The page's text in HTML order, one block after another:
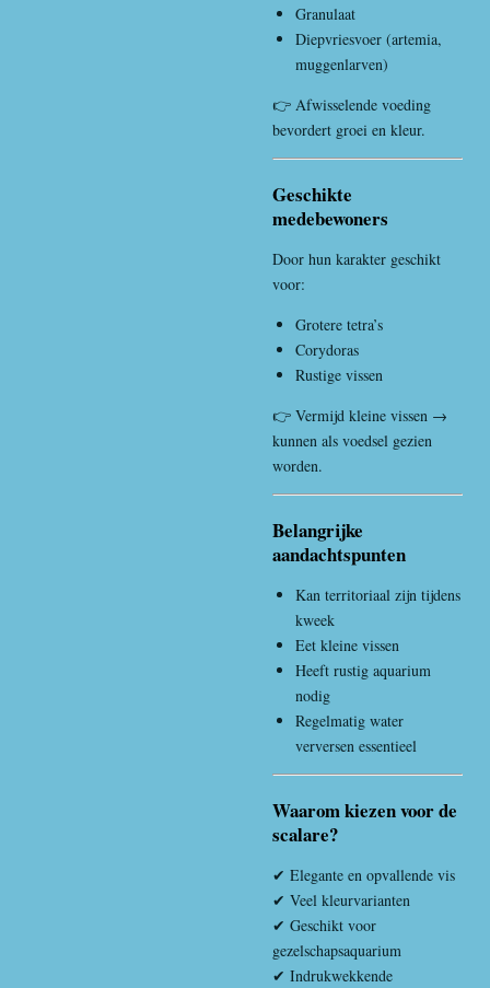
Granulaat
Diepvriesvoer (artemia,
muggenlarven)
👉 Afwisselende voeding
bevordert groei en kleur.
Geschikte
medebewoners
Door hun karakter geschikt
voor:
Grotere tetra’s
Corydoras
Rustige vissen
👉 Vermijd kleine vissen →
kunnen als voedsel gezien
worden.
Belangrijke
aandachtspunten
Kan territoriaal zijn tijdens
kweek
Eet kleine vissen
Heeft rustig aquarium
nodig
Regelmatig water
verversen essentieel
Waarom kiezen voor de
scalare?
✔ Elegante en opvallende vis
✔ Veel kleurvarianten
✔ Geschikt voor
gezelschapsaquarium
✔ Indrukwekkende